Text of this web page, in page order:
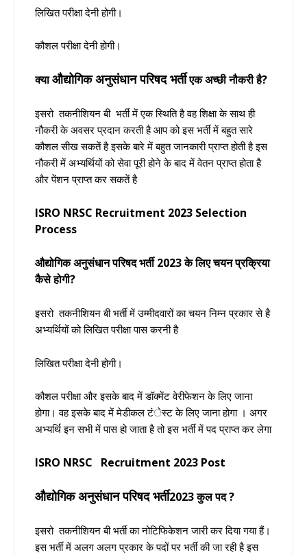
लिखित परीक्षा देनी होगी।
कौशल परीक्षा देनी होगी।
क्याऔद्योगिक अनुसंधान परिषद भर्तीएक अच्छी नौकरी है?
इसरो तकनीशियन बी भर्तीमें एक स्थिति है वह शिक्षा के साथ ही
नौकरी के अवसर प्रदान करती है आप को इस भर्ती में बहुत सारे
कौशल सीख सकतें है इसके बारे में बहुत जानकारी प्राप्त होती है इस
नौकरी में अभ्यर्थियों को सेवा पूरी होने के बाद में वेतन प्राप्त होता है
और पेंशन प्राप्त कर सकतें है
ISRO NRSC Recruitment 2023 Selection
Process
औद्योगिक अनुसंधान परिषद भर्ती2023 के लिए चयन प्रक्रिया
कैसे होगी?
इसरो तकनीशियन बी भर्तीमें उम्मीदवारों का चयन निम्न प्रकार से है
अभ्यर्थियों को लिखित परीक्षा पास करनी है
लिखित परीक्षा देनी होगी।
कौशल परीक्षा और इसके बाद में डॉक्मेंट वेरीफेशन के लिए जाना
होगा। वह इसके बाद में मेडीकल टंेस्ट के लिए जाना होगा । अगर
अभ्यर्थि इन सभी में पास हो जाता है तो इस भर्ती में पद प्राप्त कर लेगा
ISRO NRSC Recruitment 2023 Post
औद्योगिक अनुसंधान परिषद भर्ती2023 कुल पद ?
इसरो तकनीशियन बी भर्तीका नोटिफिकेशन जारी कर दिया गया हैं।
इस भर्ती में अलग अलग प्रकार के पदों पर भर्ती की जा रही है इस